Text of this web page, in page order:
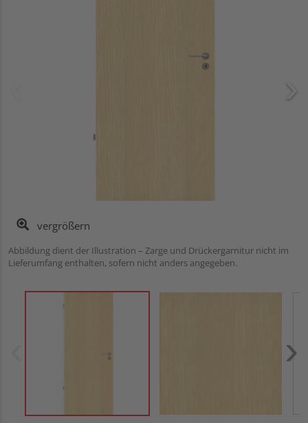
vergrößern
Abbildung dient der Illustration – Zarge und Drückergarnitur nicht im
Lieferumfang enthalten, sofern nicht anders angegeben.